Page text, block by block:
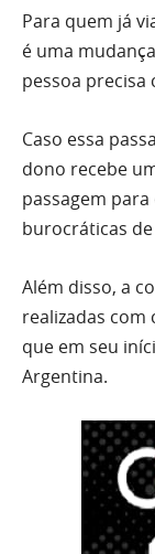
Para quem já
é uma
pessoa precisa
Caso essa
dono recebe
passagem
burocráticas
Além disso, a
realizadas
que em seu
Argentina.